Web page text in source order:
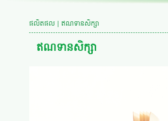
ផលិតផល | ឥណទានសិក្សា
ឥណទានសិក្សា